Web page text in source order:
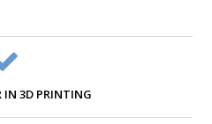
IN 3D PRINTING